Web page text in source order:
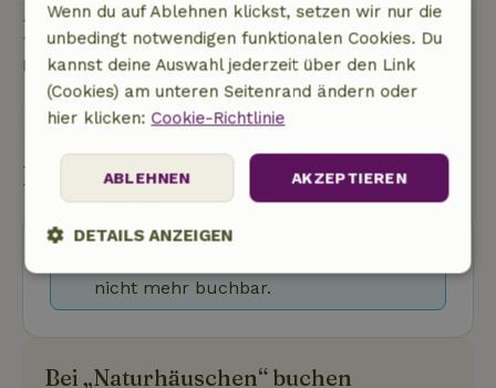
Eine Frage stellen
Kontakt mit dem Vermieter des Naturhäuschens
Eine nachricht senden
Buchung starten
nicht mehr buchbar.
Bei „Naturhäuschen“ buchen
Wenn du auf Ablehnen klickst, setzen wir nur die
unbedingt notwendigen funktionalen Cookies. Du
kannst deine Auswahl jederzeit über den Link
(Cookies) am unteren Seitenrand ändern oder
hier klicken: Cookie-Richtlinie
AKZEPTIEREN
ABLEHNEN
DETAILS ANZEIGEN
Unbedingt
erforderlich
Performance